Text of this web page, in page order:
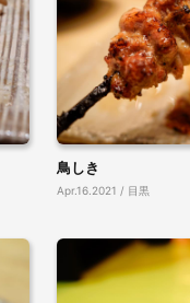
鳥しき
Apr.16.2021 / 目黒